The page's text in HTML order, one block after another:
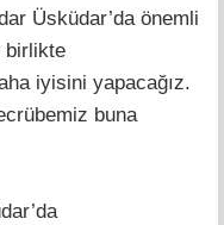
Üsküdar’da önemli
birlikte
iyisini yapacağız.
buna